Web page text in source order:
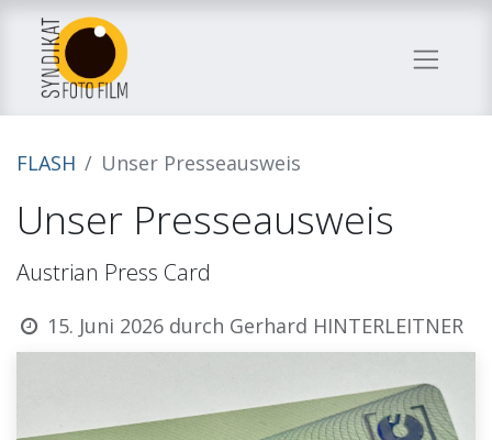
FLASH Unser Presseausweis
Unser Presseausweis
Austrian Press Card
15. Juni 2026 durch Gerhard HINTERLEITNER